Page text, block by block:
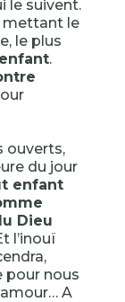
le suivent.
mettant le
le plus
.
ouverts,
du jour
enfant
Dieu
l’inouï
pour nous
A